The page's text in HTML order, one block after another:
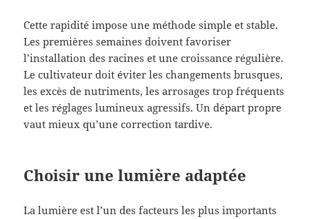
Cette rapidité impose une méthode simple et stable.
Les premières semaines doivent favoriser
l’installation des racines et une croissance régulière.
Le cultivateur doit éviter les changements brusques,
les excès de nutriments, les arrosages trop fréquents
et les réglages lumineux agressifs. Un départ propre
vaut mieux qu’une correction tardive.
Choisir une lumière adaptée
La lumière est l’un des facteurs les plus importants